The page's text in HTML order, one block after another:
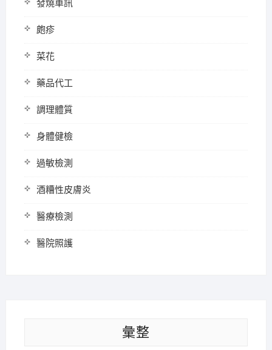
發燒車訊
皰疹
菜花
藥品代工
調理體質
身體健檢
過敏檢測
酒糟性皮膚炎
醫療檢測
醫院照護
彙整